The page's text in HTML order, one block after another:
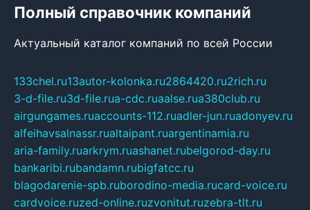
Полный справочник компаний
Актуальный каталог компаний по всей России
133chel.ru13autor-kolonka.ru2864420.ru2rich.ru
3-d-file.ru3d-file.rua-cdc.ruaalse.rua380club.ru
airgungames.ruaccounts-112.ruadler-jun.ruadonyev.ru
alfeihavsalnassr.rualtaipant.ruargentinamia.ru
aria-family.ruarkrym.ruashanet.rubelgorod-day.ru
bankaribi.rubandamn.rubigfatcc.ru
blagodarenie-spb.ruborodino-media.rucard-voice.ru
cardvoice.ruzed-online.ruzvonitut.ruzebra-tlt.ru